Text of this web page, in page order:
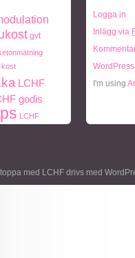
gvt
kost
LCHF
godis
LCHF
Logga in
Inlägg via
I'm using
med LCHF drivs med